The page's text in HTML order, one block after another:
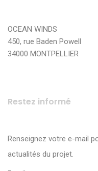
OCEAN WINDS
450, rue Baden Powell
34000 MONTPELLIER
Restez informé
Renseignez votre e-mail
actualités du projet.